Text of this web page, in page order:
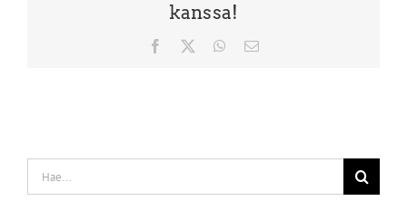
kanssa!
Facebook WhatsAppSähköposti
Etsi
...